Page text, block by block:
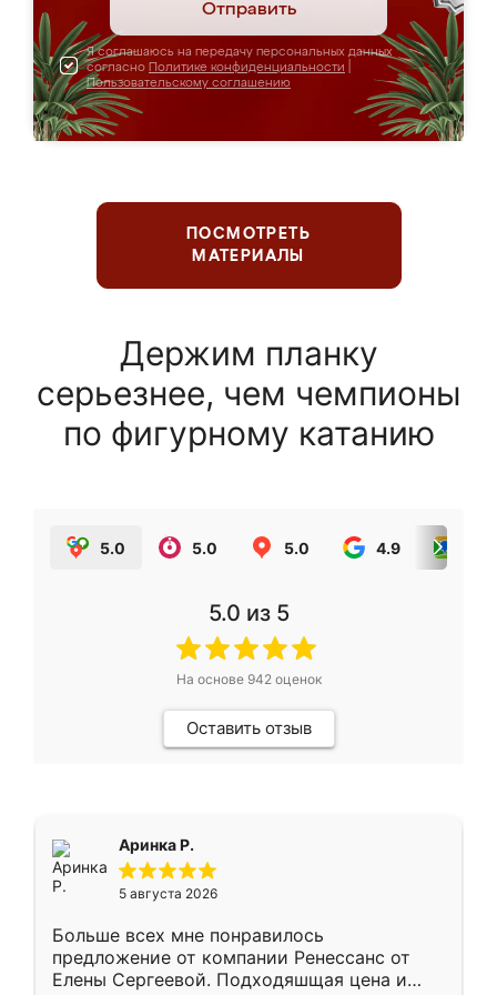
Отправить
Я соглашаюсь на передачу персональных данных
согласно Политике конфиденциальности
Пользовательскому соглашению
ПОСМОТРЕТЬ
МАТЕРИАЛЫ
Держим планку
серьезнее, чем чемпионы
по фигурному катанию
5.0 5.0 5.0 4.9
5.0 из 5
На основе 942оценок
Оставить отзыв
Аринка Р.
5 августа 2026
Больше всех мне понравилось
предложение от компании Ренессанс от
Елены Сергеевой. Подходяшщая цена и